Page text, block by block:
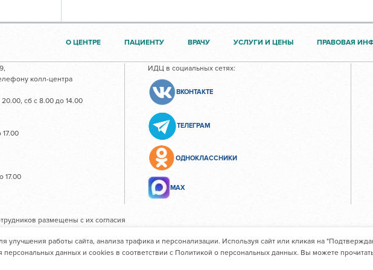
О ЦЕНТРЕ ПАЦИЕНТУ ВРАЧУ УСЛУГИ И ЦЕНЫ ПРАВОВАЯ
колл-центра
сб с 8.00 до 14.00
17.00
ИДЦ в социальных сетях:
ВКОНТАКТЕ
ТЕЛЕГРАМ
ОДНОКЛАССНИКИ
МАХ
размещены с их согласия
автономное учреждение здравоохранения "Иркутский областной
улучшения работы сайта, анализа трафика и персонализации. Используя сайт или кликая на
персональных данных и cookies в соответствии с Политикой о персональных данных. Вы можете